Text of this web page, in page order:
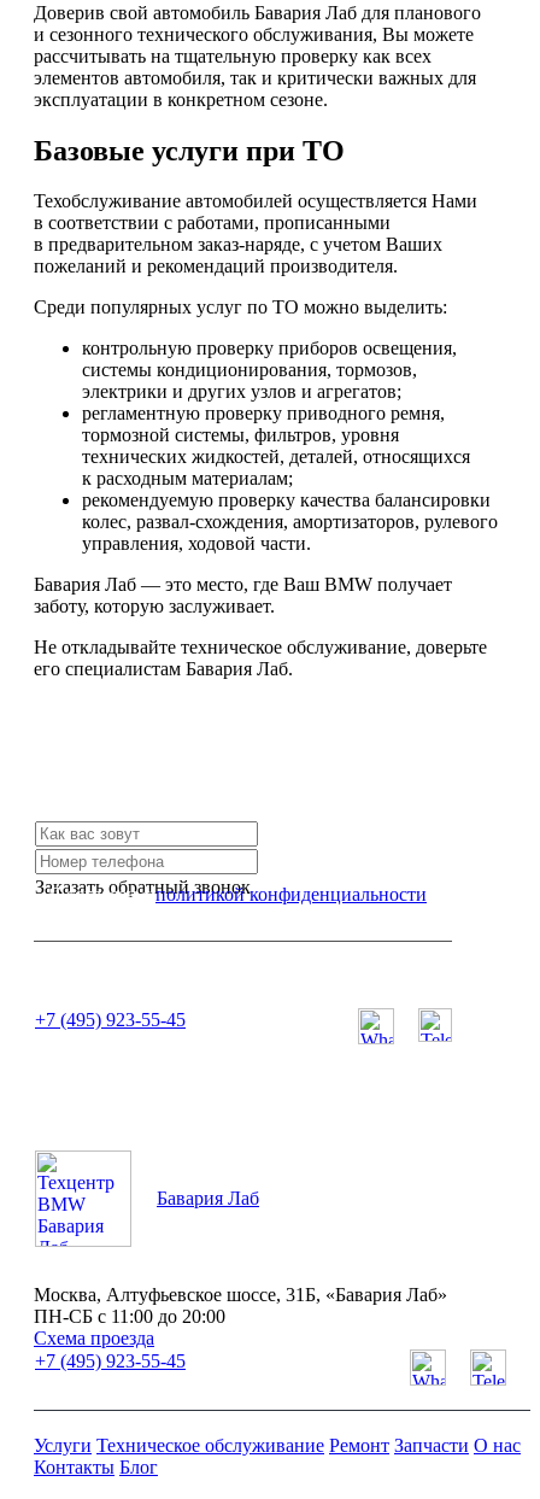
Доверив свой автомобиль Бавария Лаб для планового
и сезонного технического обслуживания, Вы можете
рассчитывать на тщательную проверку как всех
элементов автомобиля, так и критически важных для
эксплуатации в конкретном сезоне.
Базовые услуги при ТО
Техобслуживание автомобилей осуществляется Нами
в соответствии с работами, прописанными
в предварительном заказ-наряде, с учетом Ваших
пожеланий и рекомендаций производителя.
Среди популярных услуг по ТО можно выделить:
контрольную проверку приборов освещения,
системы кондиционирования, тормозов,
электрики и других узлов и агрегатов;
регламентную проверку приводного ремня,
тормозной системы, фильтров, уровня
технических жидкостей, деталей, относящихся
к расходным материалам;
рекомендуемую проверку качества балансировки
колес, развал-схождения, амортизаторов, рулевого
управления, ходовой части.
Бавария Лаб — это место, где Ваш BMW получает
заботу, которую заслуживает.
Не откладывайте техническое обслуживание, доверьте
его специалистам Бавария Лаб.
Заказать обратный звонок
Я согласен сполитикой конфиденциальности
+7 (495) 923-55-45
Бавария Лаб
Москва, Алтуфьевское шоссе, 31Б, «Бавария Лаб»
ПН-СБ с 11:00 до 20:00
Схема проезда
+7 (495) 923-55-45
Услуги Техническое обслуживание Ремонт Запчасти О нас
Контакты Блог